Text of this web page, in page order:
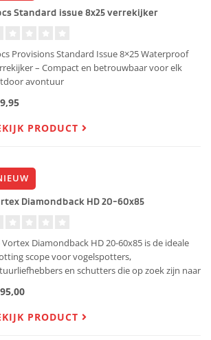
Standard issue 8x25 verrekijker
Provisions Standard Issue 8×25 Waterproof
– Compact en betrouwbaar voor elk
avontuur
PRODUCT
Diamondback HD 20-60x85
Vortex Diamondback HD 20-60x85 is de ideale
scope voor vogelspotters,
en schutters die op zoek zijn naar
Dankzij het vernieuwde HD-optisch
biedt deze telescoop een
PRODUCT